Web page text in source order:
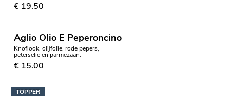
€ 19.50
Aglio Olio E Peperoncino
Knoflook, olijfolie, rode pepers,
peterselie en parmezaan.
€ 15.00
TOPPER